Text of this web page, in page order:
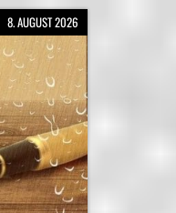
8. AUGUST 2026